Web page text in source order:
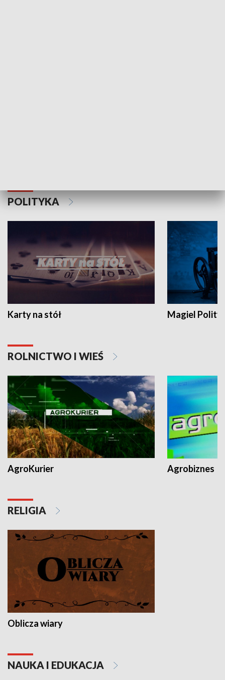
POLITYKA
Karty na stół Magiel
ROLNICTWO I WIEŚ
AgroKurier Agrobiznes
RELIGIA
Oblicza wiary
NAUKA I EDUKACJA